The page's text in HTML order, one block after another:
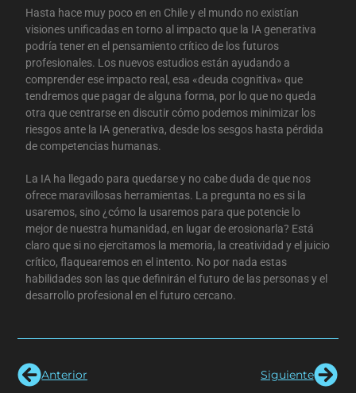
Hasta hace muy poco en en Chile y el mundo no existían
visiones unificadas en torno al impacto que la IA generativa
podría tener en el pensamiento crítico de los futuros
profesionales. Los nuevos estudios están ayudando a
comprender ese impacto real, esa «deuda cognitiva» que
tendremos que pagar de alguna forma, por lo que no queda
otra que centrarse en discutir cómo podemos minimizar los
riesgos ante la IA generativa, desde los sesgos hasta pérdida
de competencias humanas.
La IA ha llegado para quedarse y no cabe duda de que nos
ofrece maravillosas herramientas. La pregunta no es si la
usaremos, sino ¿cómo la usaremos para que potencie lo
mejor de nuestra humanidad, en lugar de erosionarla? Está
claro que si no ejercitamos la memoria, la creatividad y el juicio
crítico, flaquearemos en el intento. No por nada estas
habilidades son las que definirán el futuro de las personas y el
desarrollo profesional en el futuro cercano.
Anterior Siguiente